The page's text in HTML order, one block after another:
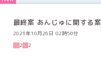
最終案 あんじゅに関する案
2023年10月26日 02時50分
2
2